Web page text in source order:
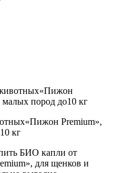
малых пород до10 кг
БИО капли от
для щенков и